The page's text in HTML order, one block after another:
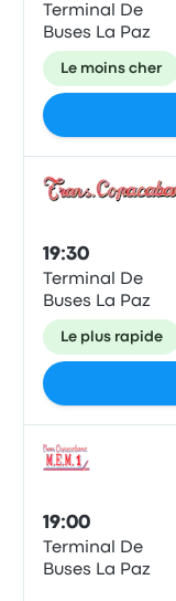
Terminal De
Buses La Paz
Le moins cher
19:30
Terminal De
Buses La Paz
Le plus rapide
19:00
Terminal De
Buses La Paz